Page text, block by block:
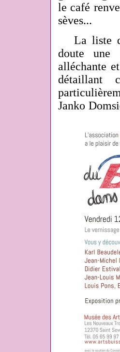
le café
sèves...
La liste
doute une
alléchante
détaillant
Janko